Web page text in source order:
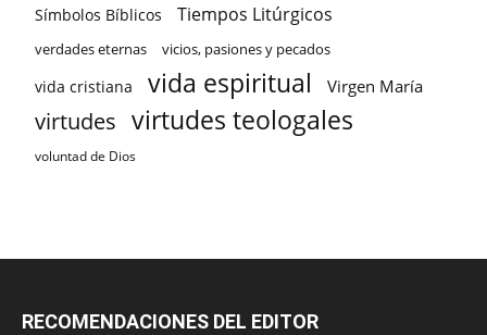
Símbolos Bíblicos Tiempos Litúrgicos
verdades eternas vicios, pasiones y pecados
vida cristiana vida espiritual Virgen María
virtudes virtudes teologales
voluntad de Dios
RECOMENDACIONES DEL EDITOR